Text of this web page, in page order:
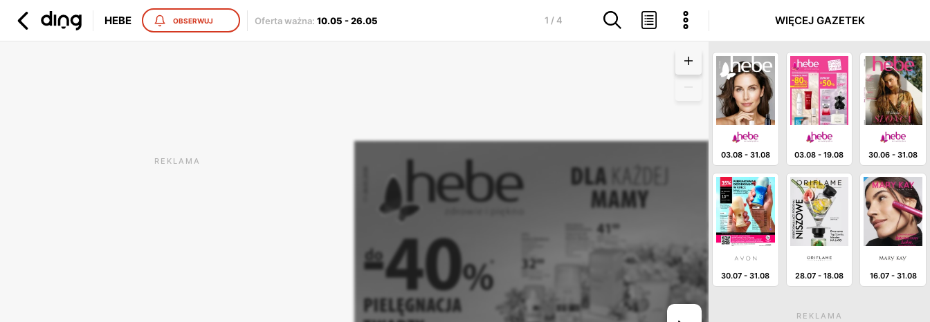
HEBE OBSERWUJ Oferta ważna: 10.05 -26.05 1 / 4
REKLAMA
WIĘCEJ GAZETEK
03.08- 31.08 03.08 -19.08 30.06 -31.08
30.07 -31.08 28.07- 18.08 16.07- 31.08
REKLAMA